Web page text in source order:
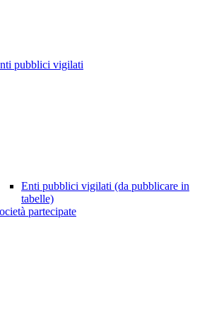
pubblici vigilati
Enti pubblici vigilati (da pubblicare in
tabelle)
partecipate